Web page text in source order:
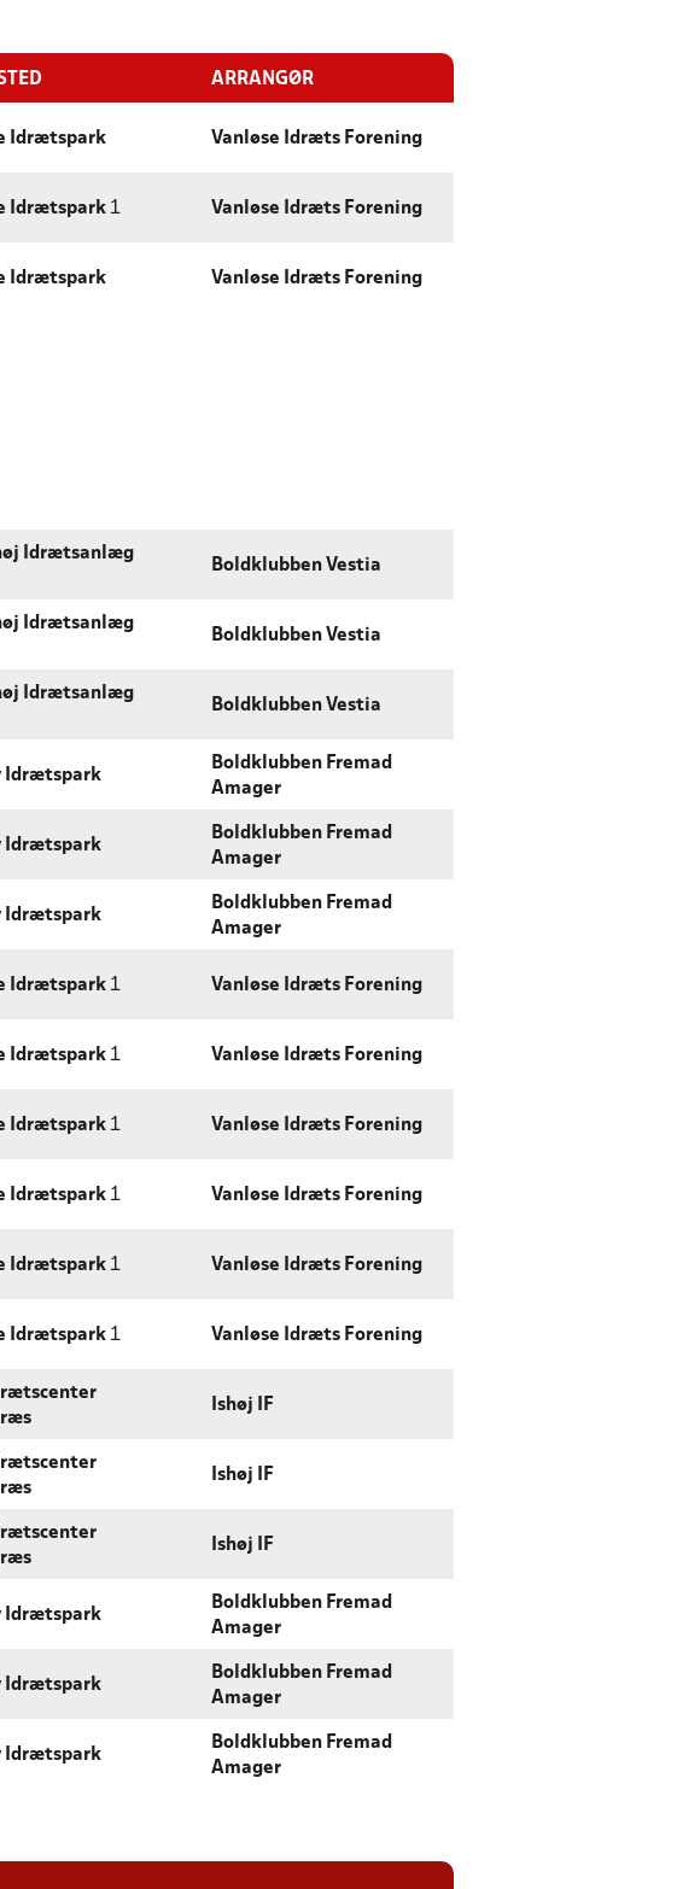
ARRANGØR
Idrætspark Vanløse Idræts Forening
Idrætspark 1 Vanløse Idræts Forening
Idrætspark Vanløse Idræts Forening
Idrætsanlæg
Boldklubben Vestia
Idrætsanlæg
Boldklubben Vestia
Idrætsanlæg
Boldklubben Vestia
Idrætspark
Boldklubben Fremad
Amager
Idrætspark
Boldklubben Fremad
Amager
Idrætspark
Boldklubben Fremad
Amager
Idrætspark 1 Vanløse Idræts Forening
Idrætspark 1 Vanløse Idræts Forening
Idrætspark 1 Vanløse Idræts Forening
Idrætspark 1 Vanløse Idræts Forening
Idrætspark 1 Vanløse Idræts Forening
Idrætspark 1 Vanløse Idræts Forening
Ishøj IF
Ishøj IF
Ishøj IF
Idrætspark
Boldklubben Fremad
Amager
Idrætspark
Boldklubben Fremad
Amager
Idrætspark
Boldklubben Fremad
Amager